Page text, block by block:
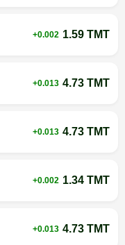
+0.002 1.59 TMT
+0.013 4.73 TMT
+0.013 4.73 TMT
+0.002 1.34 TMT
+0.013 4.73 TMT